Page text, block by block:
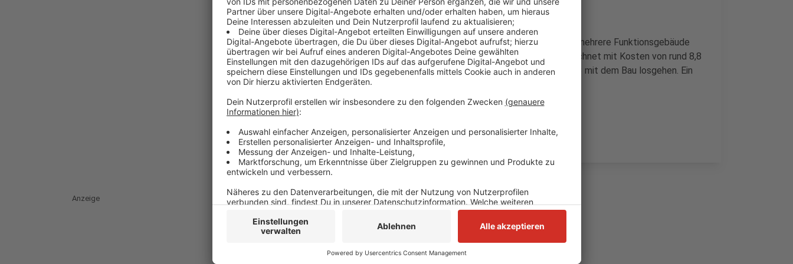
Vorgesehen sind zwei große und ein kleines Spielfeld, außerdem mehrere Funktionsgebäude
und eine Tribüne mit rund 250 Sitzplätzen. Die Stadt Monheim rechnet mit Kosten von rund 8,8
Millionen Euro. Kommen die Pläne gut voran, könnte es Ende 2023 mit dem Bau losgehen. Ein
Jahr später könnte der neue Sportplatz dann eröffnen.
Anzeige